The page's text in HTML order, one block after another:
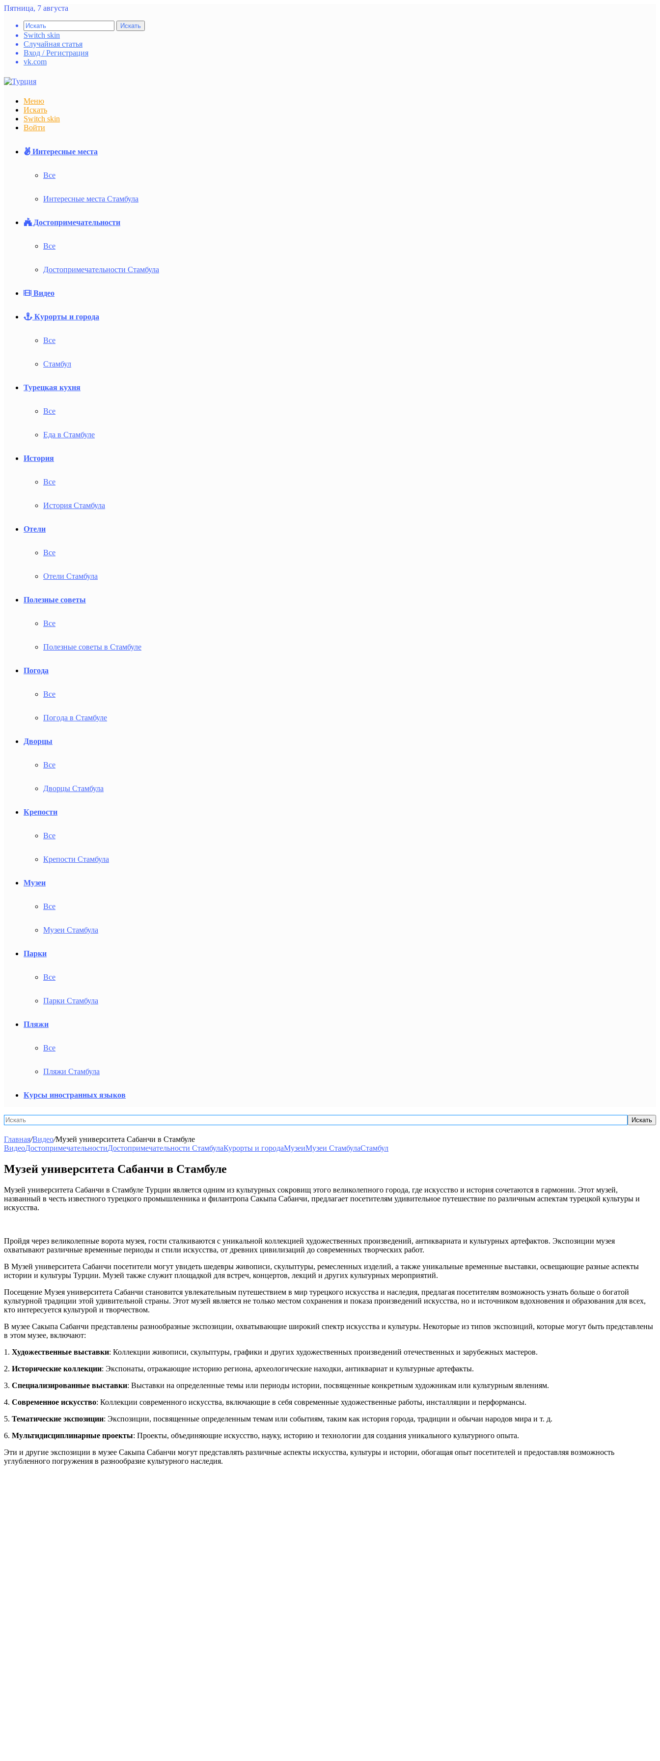
Пятница, 7 августа
Искать
Switch skin
Случайная статья
Вход / Регистрация
vk.com
Меню
Искать
Switch skin
Войти
Интересные места
Все
Интересные места Стамбула
Достопримечательности
Все
Достопримечательности Стамбула
Видео
Курорты и города
Все
Стамбул
Турецкая кухня
Все
Еда в Стамбуле
История
Все
История Стамбула
Отели
Все
Отели Стамбула
Полезные советы
Все
Полезные советы в Стамбуле
Погода
Все
Погода в Стамбуле
Дворцы
Все
Дворцы Стамбула
Крепости
Все
Крепости Стамбула
Музеи
Все
Музеи Стамбула
Парки
Все
Парки Стамбула
Пляжи
Все
Пляжи Стамбула
Курсы иностранных языков
Искать
Главная/Видео/Музей университета Сабанчи в Стамбуле
ВидеоДостопримечательностиДостопримечательности СтамбулаКурорты и городаМузеиМузеи СтамбулаСтамбул
Музей университета Сабанчи в Стамбуле
Музей университета Сабанчи в Стамбуле Турции является одним из культурных сокровищ этого великолепного города, где искусство и история сочетаются в гармонии. Этот музей,
названный в честь известного турецкого промышленника и филантропа Сакыпа Сабанчи, предлагает посетителям удивительное путешествие по различным аспектам турецкой культуры и
искусства.
Пройдя через великолепные ворота музея, гости сталкиваются с уникальной коллекцией художественных произведений, антиквариата и культурных артефактов. Экспозиции музея
охватывают различные временные периоды и стили искусства, от древних цивилизаций до современных творческих работ.
В Музей университета Сабанчи посетители могут увидеть шедевры живописи, скульптуры, ремесленных изделий, а также уникальные временные выставки, освещающие разные аспекты
истории и культуры Турции. Музей также служит площадкой для встреч, концертов, лекций и других культурных мероприятий.
Посещение Музея университета Сабанчи становится увлекательным путешествием в мир турецкого искусства и наследия, предлагая посетителям возможность узнать больше о богатой
культурной традиции этой удивительной страны. Этот музей является не только местом сохранения и показа произведений искусства, но и источником вдохновения и образования для всех,
кто интересуется культурой и творчеством.
В музее Сакыпа Сабанчи представлены разнообразные экспозиции, охватывающие широкий спектр искусства и культуры. Некоторые из типов экспозиций, которые могут быть представлены
в этом музее, включают:
1. Художественные выставки: Коллекции живописи, скульптуры, графики и других художественных произведений отечественных и зарубежных мастеров.
2. Исторические коллекции: Экспонаты, отражающие историю региона, археологические находки, антиквариат и культурные артефакты.
3. Специализированные выставки: Выставки на определенные темы или периоды истории, посвященные конкретным художникам или культурным явлениям.
4. Современное искусство: Коллекции современного искусства, включающие в себя современные художественные работы, инсталляции и перформансы.
5. Тематические экспозиции: Экспозиции, посвященные определенным темам или событиям, таким как история города, традиции и обычаи народов мира и т. д.
6. Мультидисциплинарные проекты: Проекты, объединяющие искусство, науку, историю и технологии для создания уникального культурного опыта.
Эти и другие экспозиции в музее Сакыпа Сабанчи могут представлять различные аспекты искусства, культуры и истории, обогащая опыт посетителей и предоставляя возможность
углубленного погружения в разнообразие культурного наследия.